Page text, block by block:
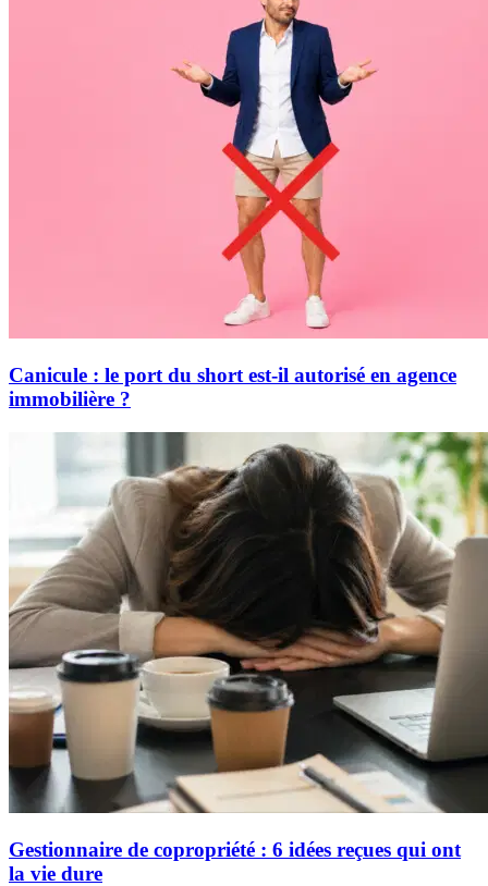
Canicule : le port du short est-il autorisé en agence
immobilière ?
Gestionnaire de copropriété : 6 idées reçues qui ont
la vie dure